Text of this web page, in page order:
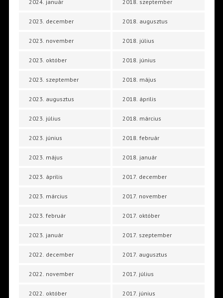
2024. január
2023. december
2023. november
2023. október
2023. szeptember
2023. augusztus
2023. július
2023. június
2023. május
2023. április
2023. március
2023. február
2023. január
2022. december
2022. november
2022. október
2018. szeptember
2018. augusztus
2018. július
2018. június
2018. május
2018. április
2018. március
2018. február
2018. január
2017. december
2017. november
2017. október
2017. szeptember
2017. augusztus
2017. július
2017. június